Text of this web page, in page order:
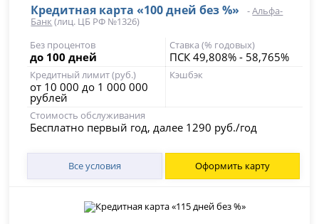
Кредитная карта «100 дней без %» -Альфа-
Банк (лиц. ЦБ РФ №1326)
Без процентов
до 100 дней
Ставка (% годовых)
ПСК 49,808% - 58,765%
Кредитный лимит (руб.)
от 10 000 до 1 000 000
рублей
Кэшбэк
Стоимость обслуживания
Бесплатно первый год, далее 1290 руб./год
Все условия Оформить карту